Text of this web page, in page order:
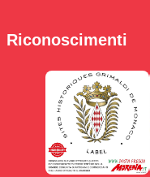
Riconoscimenti